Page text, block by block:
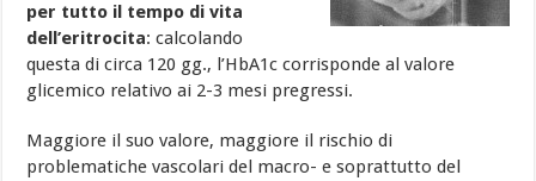
per tutto il tempo di vita
dell’eritrocita: calcolando
questa di circa 120 gg., l’HbA1c corrisponde al valore
glicemico relativo ai 2-3 mesi pregressi.
Maggiore il suo valore, maggiore il rischio di
problematiche vascolari del macro- e soprattutto del